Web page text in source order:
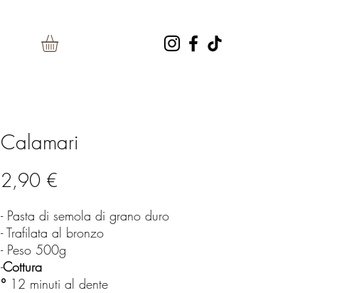
Calamari
2,90 €
- Pasta di semola di grano duro
- Trafilata al bronzo
- Peso 500g
-Cottura
° 12 minuti al dente